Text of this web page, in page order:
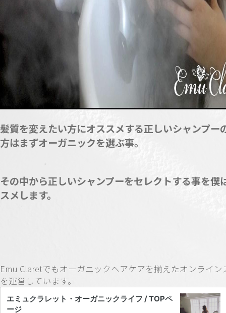
髪質を変えたい方にオススメする正しいシャンプー
方はまずオーガニックを選ぶ事。
その中から正しいシャンプーをセレクトする事を僕
スメします。
Emu Claretでもオーガニックヘアケアを揃えたオンライン
を運営しています。